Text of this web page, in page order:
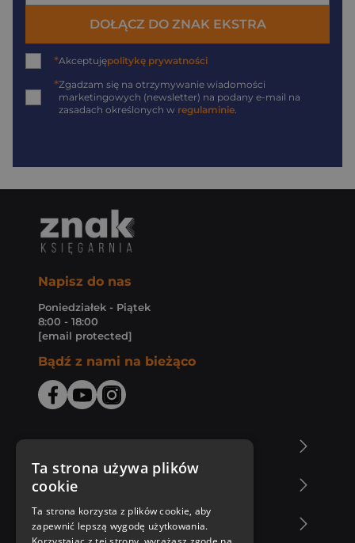
DOŁĄCZ DO ZNAK EKSTRA
*Akceptujępolitykę prywatności
*Zgadzam się na otrzymywanie wiadomości
marketingowych (newsletter) na podany e-mail na
zasadach określonych w regulaminie.
Napisz do nas
Poniedziałek - Piątek
8:00 - 18:00
[email protected]
Bądź z nami na bieżąco
Zakupy u nas
Nasza oferta
Ta strona używa plików
cookie
Ta strona korzysta z plików cookie, aby
zapewnić lepszą wygodę użytkowania.